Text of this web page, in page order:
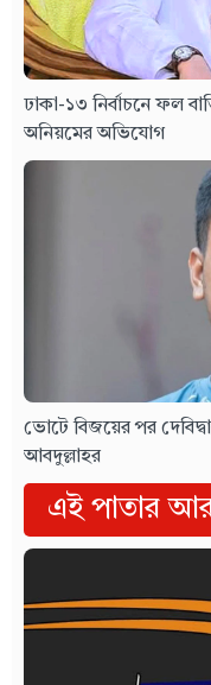
ঢাকা-১৩ নির্বাচনে ফল
অনিয়মের অভিযোগ
ভোটে বিজয়ের পর
আবদুল্লাহর
এই পাতার